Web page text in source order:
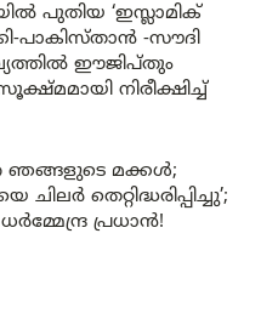
പുതിയ ‘ഇസ്ലാമിക്
പാകിസ്താൻ -സൗദി
ഈജിപ്തും
നിരീക്ഷിച്ച്
മക്കൾ;
തെറ്റിദ്ധരിപ്പിച്ചു’;
പ്രധാൻ!